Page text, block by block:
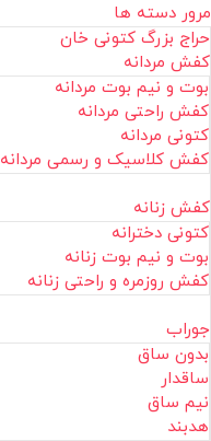
مرور دسته ها
حراج بزرگ کتونی خان
کفش مردانه
بوت و نیم بوت مردانه
کفش راحتی مردانه
کتونی مردانه
کفش کلاسیک و رسمی مردانه
کفش زنانه
کتونی دخترانه
بوت و نیم بوت زنانه
کفش روزمره و راحتی زنانه
جوراب
بدون ساق
ساقدار
نیم ساق
هدبند